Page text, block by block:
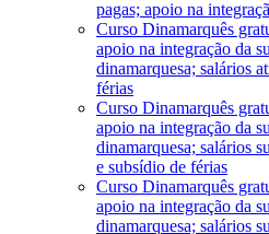
pagas; apoio na
Curso Dinamarquês
apoio na integração da
dinamarquesa; salários
férias
Curso Dinamarquês
apoio na integração da
dinamarquesa; salários
e subsídio de férias
Curso Dinamarquês
apoio na integração da
dinamarquesa; salários